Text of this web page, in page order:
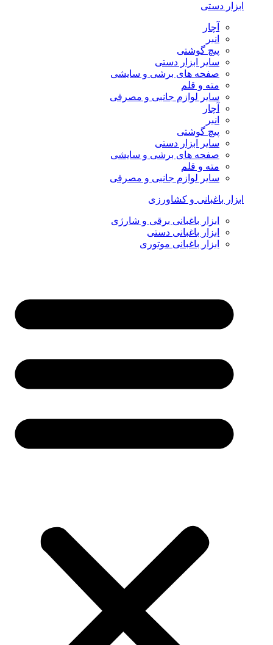
ابزار دستی
آچار
انبر
پیچ گوشتی
سایر ابزار دستی
صفحه های برشی و سایشی
مته و قلم
سایر لوازم جانبی و مصرفی
آچار
انبر
پیچ گوشتی
سایر ابزار دستی
صفحه های برشی و سایشی
مته و قلم
سایر لوازم جانبی و مصرفی
ابزار باغبانی و کشاورزی
ابزار باغبانی برقی و شارژی
ابزار باغبانی دستی
ابزار باغبانی موتوری